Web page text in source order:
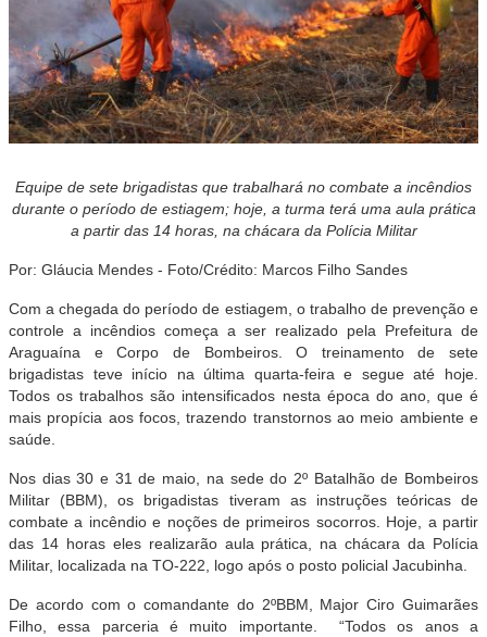
Equipe de sete brigadistas que trabalhará no combate a incêndios
durante o período de estiagem; hoje, a turma terá uma aula prática
a partir das 14 horas, na chácara da Polícia Militar
Por: Gláucia Mendes - Foto/Crédito: Marcos Filho Sandes
Com a chegada do período de estiagem, o trabalho de prevenção e
controle a incêndios começa a ser realizado pela Prefeitura de
Araguaína e Corpo de Bombeiros. O treinamento de sete
brigadistas teve início na última quarta-feira e segue até hoje.
Todos os trabalhos são intensificados nesta época do ano, que é
mais propícia aos focos, trazendo transtornos ao meio ambiente e
saúde.
Nos dias 30 e 31 de maio, na sede do 2º Batalhão de Bombeiros
Militar (BBM), os brigadistas tiveram as instruções teóricas de
combate a incêndio e noções de primeiros socorros. Hoje, a partir
das 14 horas eles realizarão aula prática, na chácara da Polícia
Militar, localizada na TO-222, logo após o posto policial Jacubinha.
De acordo com o comandante do 2ºBBM, Major Ciro Guimarães
Filho, essa parceria é muito importante. “Todos os anos a